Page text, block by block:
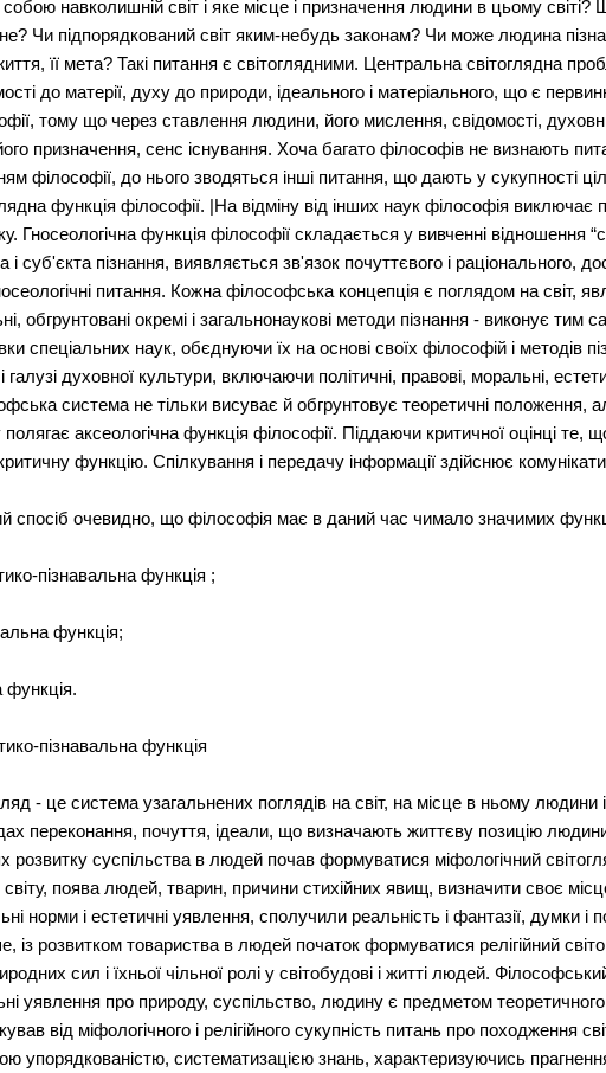
навколишній світ і яке місце і призначення людини в цьому
Чи підпорядкований світ яким-небудь законам? Чи може людина
її мета? Такі питання є світоглядними. Центральна світоглядна
до матерії, духу до природи, ідеального і матеріального, що є
тому що через ставлення людини, його мислення, свідомості,
його призначення, сенс існування. Хоча багато філософів не визнають
філософії, до нього зводяться інші питання, що дають у сукупності
функція філософії. |На відміну від інших наук філософія виключає
Гносеологічна функція філософії складається у вивченні відношення
і суб'єкта пізнання, виявляється зв'язок почуттєвого і
питання. Кожна філософська концепція є поглядом на світ,
обгрунтовані окремі і загальнонаукові методи пізнання - виконує
спеціальних наук, обєднуючи їх на основі своїх філософій і методів
галузі духовної культури, включаючи політичні, правові, моральні,
система не тільки висуває й обгрунтовує теоретичні положення,
аксеологічна функція філософії. Піддаючи критичної оцінці те,
функцію. Спілкування і передачу інформації здійснює
спосіб очевидно, що філософія має в даний час чимало значимих
пізнавальна функція ;
функція;
функція.
пізнавальна функція
- це система узагальнених поглядів на світ, на місце в ньому людини
переконання, почуття, ідеали, що визначають життєву позицію
розвитку суспільства в людей почав формуватися міфологічний
світу, поява людей, тварин, причини стихійних явищ, визначити своє
норми і естетичні уявлення, сполучили реальність і фантазії, думки
із розвитком товариства в людей початок формуватися релігійний
сил і їхньої чільної ролі у світобудові і житті людей.
уявлення про природу, суспільство, людину є предметом теоретичного
від міфологічного і релігійного сукупність питань про походження
упорядкованістю, систематизацією знань, характеризуючись